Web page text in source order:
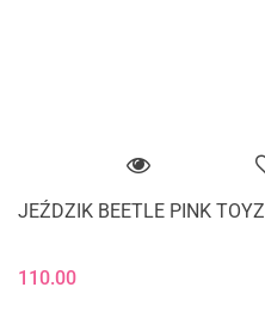
JEŹDZIK BEETLE PINK TOYZ
110.00